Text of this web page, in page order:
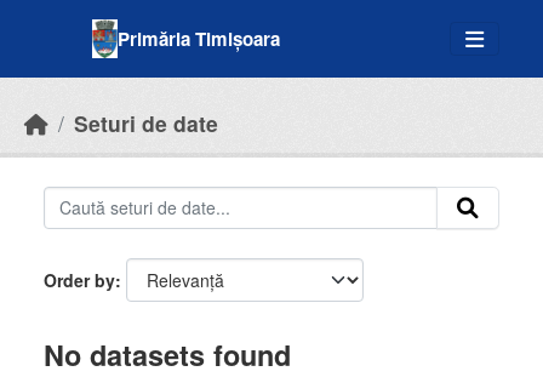
Primăria Timișoara
Seturi de date
Order by
No datasets found